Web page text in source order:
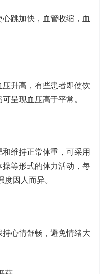
跳加快，血管收缩，血
升高，有些患者即使饮
呈现血压高于平常。
维持正常体重，可采用
等形式的体力活动，每
因人而异。
心情舒畅，避免情绪大